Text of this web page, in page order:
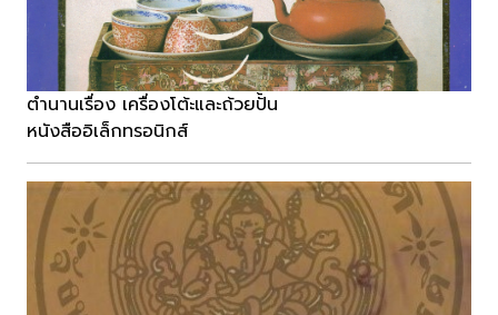
ตำนานเรื่อง เครื่องโต้ะและถ้วยปั้น
หนังสืออิเล็กทรอนิกส์